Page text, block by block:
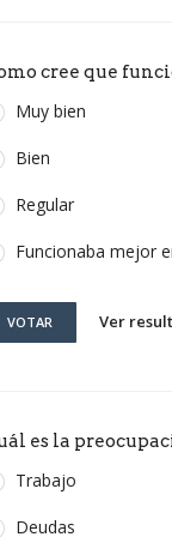
cree que
Muy bien
Bien
Regular
Funcionaba mejor
VOTAR Ver
es la
Trabajo
Deudas